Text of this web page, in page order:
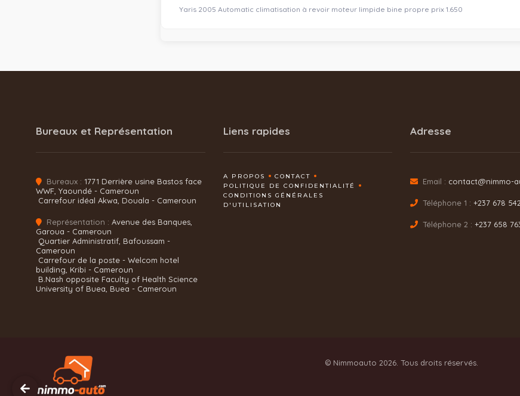
Yaris 2005 Automatic climatisation à revoir moteur limpide bine propre prix 1.650
Bureaux et Représentation
Bureaux : 1771 Derrière usine Bastos face
WWF, Yaoundé - Cameroun
Carrefour idéal Akwa, Douala - Cameroun
Représentation : Avenue des Banques,
Garoua - Cameroun
Quartier Administratif, Bafoussam -
Cameroun
Carrefour de la poste - Welcom hotel
building, Kribi - Cameroun
B.Nash opposite Faculty of Health Science
University of Buea, Buea - Cameroun
Liens rapides
A PROPOS
CONTACT
POLITIQUE DE CONFIDENTIALITÉ
CONDITIONS GÉNÉRALES
D'UTILISATION
Adresse
Email : contact@nimmo-
Téléphone 1 : +237 678
Téléphone 2 : +237 658
© Nimmoauto 2026. Tous droits réservés.